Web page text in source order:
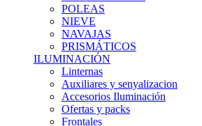
POLEAS
NIEVE
NAVAJAS
PRISMÁTICOS
ILUMINACIÓN
Linternas
Auxiliares y senyalizacion
Accesorios Iluminación
Ofertas y packs
Frontales